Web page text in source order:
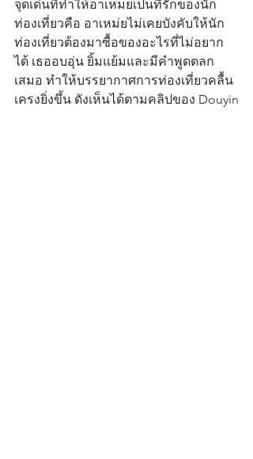
จุดเด่นที่ทำให้อาเหมยเป็นที่รักของนัก
ท่องเที่ยวคือ อาเหม่ยไม่เคยบังคับให้นัก
ท่องเที่ยวต้องมาซื้อของอะไรที่ไม่อยาก
ได้ เธออบอุ่น ยิ้มแย้มและมีคำพูดตลก
เสมอ ทำให้บรรยากาศการท่องเที่ยวคลื้น
เครงยิ่งขึ้น ดังเห็นได้ตามคลิปของ Douyin